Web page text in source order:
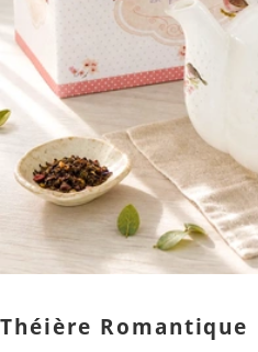
Théière Romantique